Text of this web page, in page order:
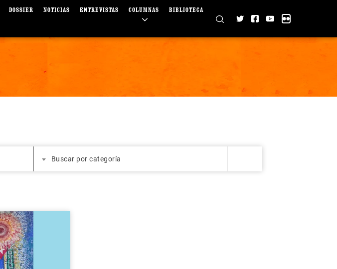
DOSSIER NOTICIAS ENTREVISTAS COLUMNAS BIBLIOTECA
Buscar por categoría